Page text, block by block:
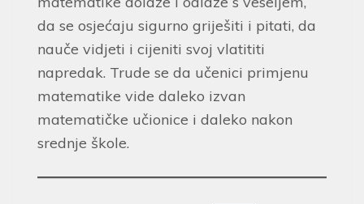
da se osjećaju sigurno griješiti i pitati, da
nauče vidjeti i cijeniti svoj vlatititi
napredak. Trude se da učenici primjenu
matematike vide daleko izvan
matematičke učionice i daleko nakon
srednje škole.